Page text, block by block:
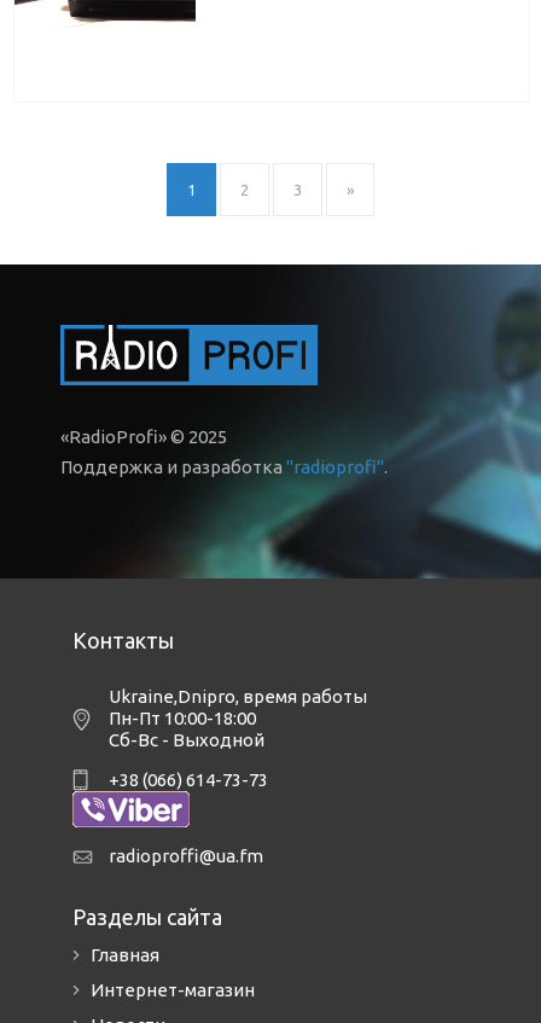
1 2 3 »
«RadioProfi» © 2025
Поддержка и разработка"radioprofi".
Контакты
Ukraine,Dnipro, время работы
Пн-Пт 10:00-18:00
Сб-Вс - Выходной
+38 (066) 614-73-73
radioproffi@ua.fm
Разделы сайта
Главная
Интернет-магазин